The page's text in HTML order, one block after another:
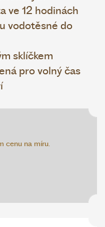
ve 12 hodinách
vodotěsné do
sklíčkem
pro volný čas
cenu na míru.